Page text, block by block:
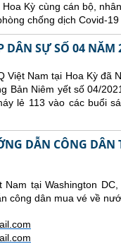
Kỳ cùng cán bộ,
chống dịch Covid-
DÂN SỰ SỐ 04 NĂM
Nam tại Hoa Kỳ đã
Bản Niêm yết số 04/
lẻ 113 vào các buổi
DẪN CÔNG DÂN
tại Washington
công dân mua vé về